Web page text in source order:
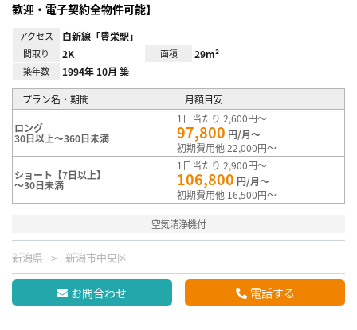
歓迎・電子契約全物件可能】
アクセス 白新線「豊栄駅」
間取り 2K 面積 29m²
築年数 1994年 10月 築
プラン名・期間 月額目安
ロング
30日以上～360日未満
1日当たり 2,600円～
97,800 円/月～
初期費用他 22,000円～
ショート【7日以上】
～30日未満
1日当たり 2,900円～
106,800 円/月～
初期費用他 16,500円～
空気清浄機付
新潟県 新潟市中央区
お問合わせ 電話する